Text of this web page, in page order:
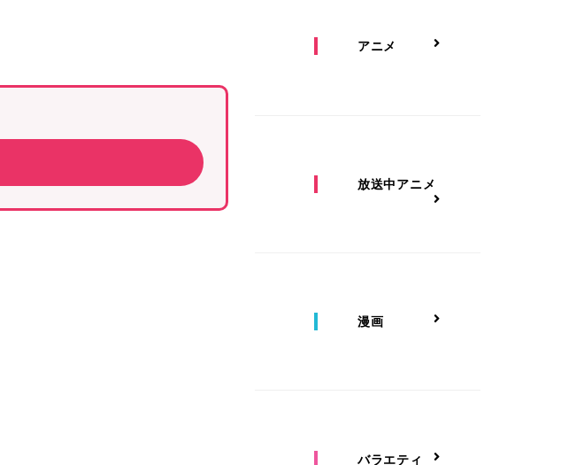
アニメ
放送中アニメ
漫画
バラエティ